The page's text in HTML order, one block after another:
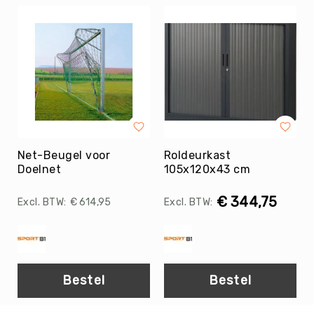
Voor
de
docent
Gehoorbescherming
Stopwatches
Zandlopers
toebehoren
Tassen
EHBO
Net-Beugel voor
Doelnet
€ 614,95
Bestel
Roldeurkast
105x120x43 cm
€ 344,75
Bestel